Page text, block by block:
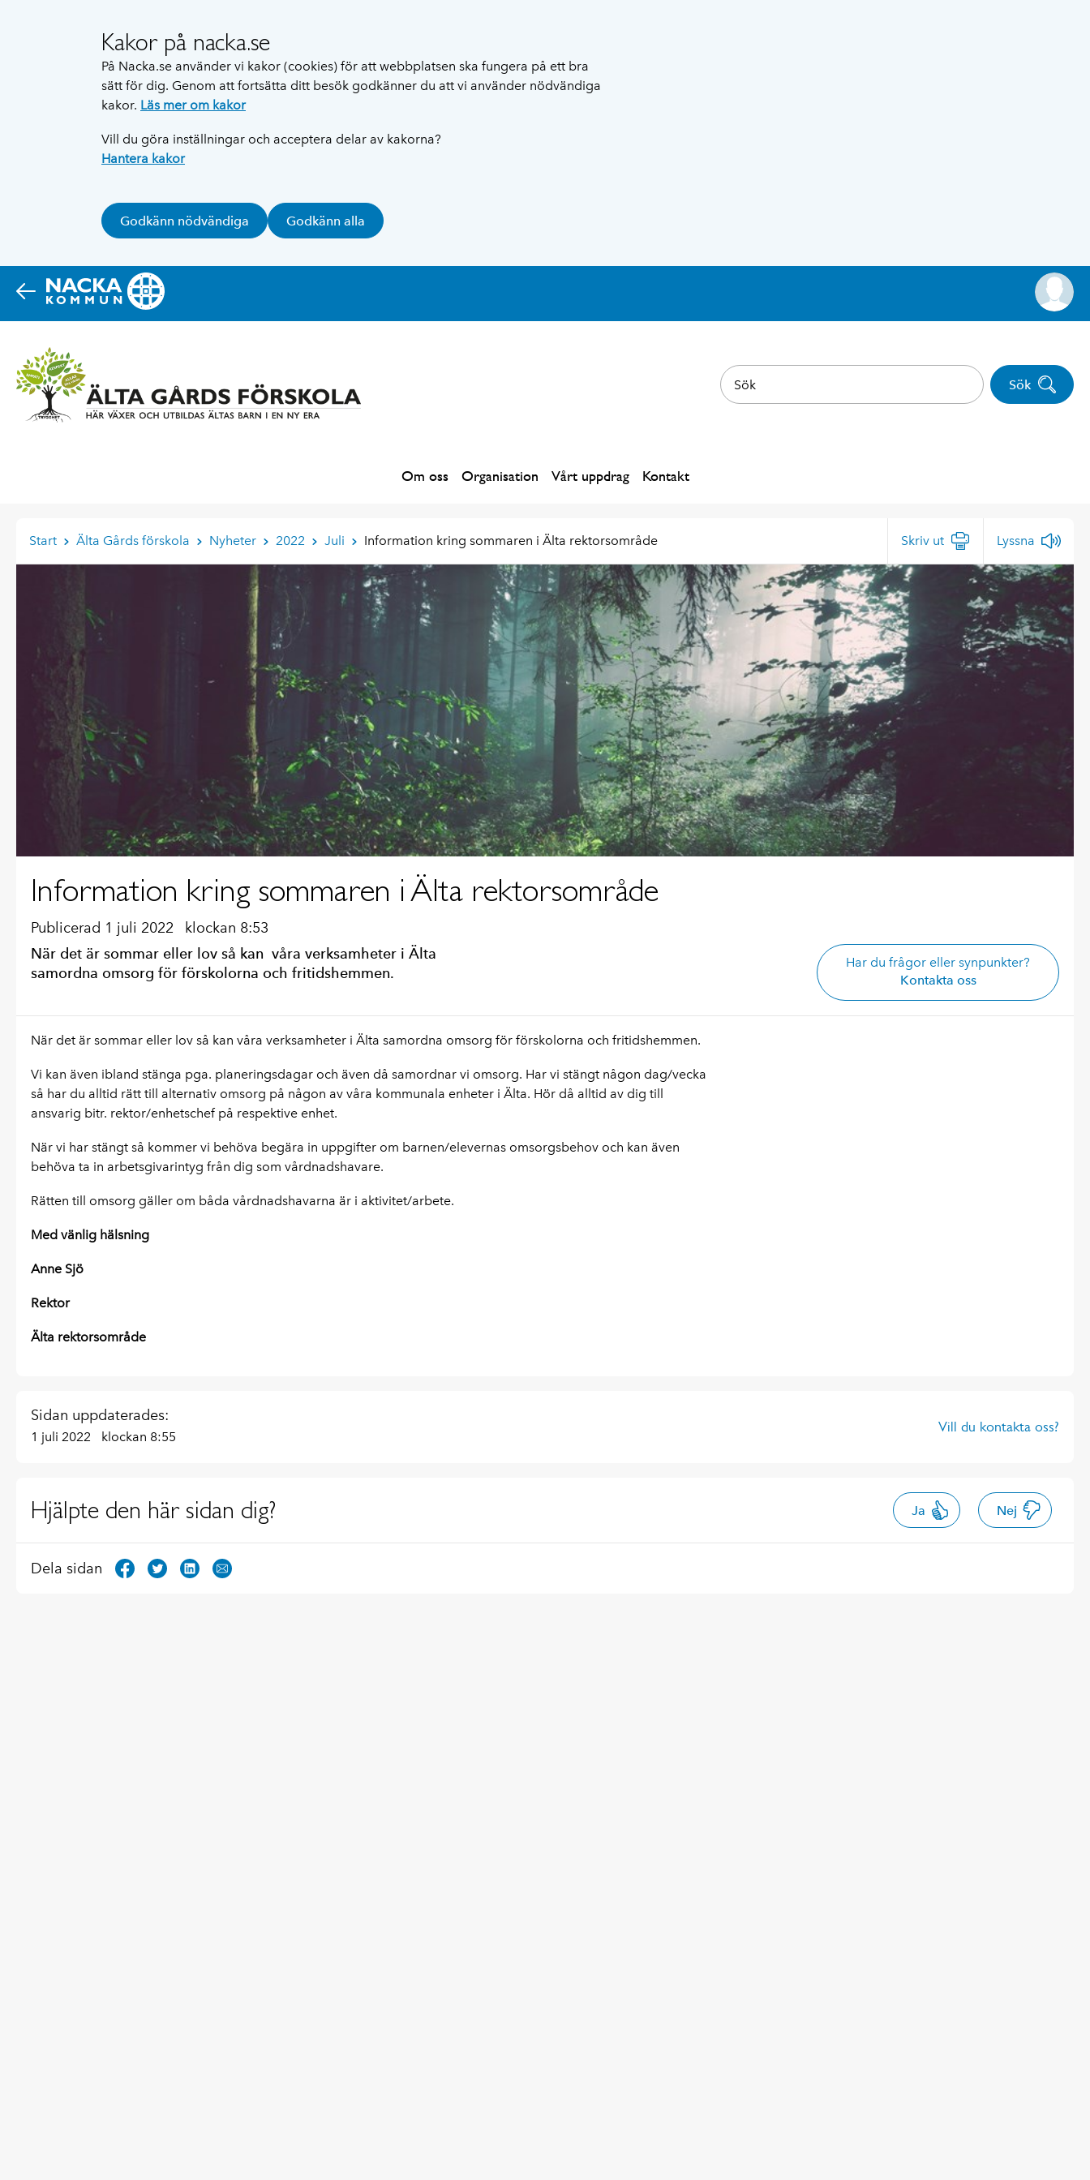
Kakor på nacka.se
På Nacka.se använder vi kakor (cookies) för att webbplatsen ska fungera på ett bra
sätt för dig. Genom att fortsätta ditt besök godkänner du att vi använder nödvändiga
kakor. Läs mer om kakor
Vill du göra inställningar och acceptera delar av kakorna?
Hantera kakor
Godkänn nödvändiga Godkänn alla
Sök
Om oss Organisation Vårt uppdrag Kontakt
Start Älta Gårds förskola Nyheter 2022 Juli Information kring sommaren i Älta rektorsområde Skriv ut Lyssna
Information kring sommaren i Älta rektorsområde
Publicerad 1 juli 2022 klockan 8:53
När det är sommar eller lov så kan våra verksamheter i Älta
samordna omsorg för förskolorna och fritidshemmen.
Har du frågor eller synpunkter?
Kontakta oss
När det är sommar eller lov så kan våra verksamheter i Älta samordna omsorg för förskolorna och fritidshemmen.
Vi kan även ibland stänga pga. planeringsdagar och även då samordnar vi omsorg. Har vi stängt någon dag/vecka
så har du alltid rätt till alternativ omsorg på någon av våra kommunala enheter i Älta. Hör då alltid av dig till
ansvarig bitr. rektor/enhetschef på respektive enhet.
När vi har stängt så kommer vi behöva begära in uppgifter om barnen/elevernas omsorgsbehov och kan även
behöva ta in arbetsgivarintyg från dig som vårdnadshavare.
Rätten till omsorg gäller om båda vårdnadshavarna är i aktivitet/arbete.
Med vänlig hälsning
Anne Sjö
Rektor
Älta rektorsområde
Sidan uppdaterades:
1 juli 2022 klockan 8:55
Vill du kontakta oss?
Hjälpte den här sidan dig? Ja Nej
Dela sidan